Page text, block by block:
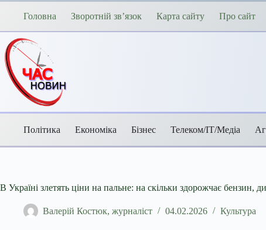
Перейти
Головна Зворотній зв’язок Карта сайту Про сайт
Політика Економіка Бізнес Телеком/ІТ/Медіа
В Україні злетять ціни на пальне: на скільки здорожчає бензин,
Валерій Костюк, журналіст 04.02.2026 Культура